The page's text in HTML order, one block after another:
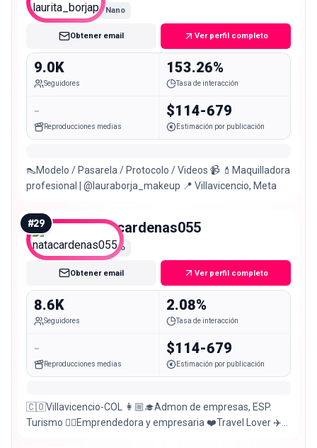
Nano
Obtener email Ver perfil completo
9.0K
Seguidores
153.26%
Tasa de interacción
-
Reproducciones medias
$114-679
Estimación por publicación
👠Modelo / Pasarela / Protocolo / Videos 📹 💄Maquilladora
profesional | @lauraborja_makeup 📍 Villavicencio, Meta
#29 natacardenas055
Nano
Obtener email Ver perfil completo
8.6K
Seguidores
2.08%
Tasa de interacción
-
Reproducciones medias
$114-679
Estimación por publicación
🇨🇴Villavicencio-COL 👩🏼‍🎓Admon de empresas, ESP.
Turismo 🙋‍♀️Emprendedora y empresaria ❤️Travel Lover ✈️